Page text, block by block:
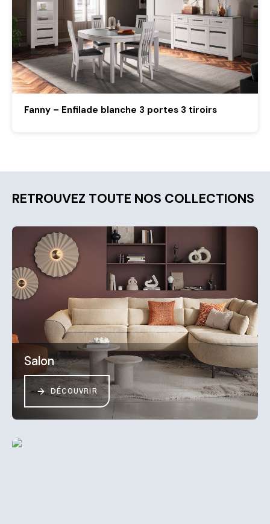
Fanny – Enfilade blanche 3 portes 3 tiroirs
RETROUVEZ TOUTE NOS COLLECTIONS
Salon
DÉCOUVRIR